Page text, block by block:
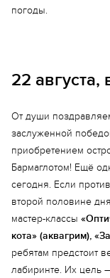
погоды.
22 августа,
От души
заслуженной
приобретением
Бармаглотом! Ещё
сегодня. Если
второй половине
мастер-классы
кота» (аквагрим),
ребятам предстоит
лабиринте. Их цель